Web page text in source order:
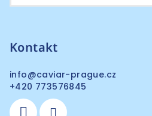
Kontakt
info@caviar-prague.cz
+420 773576845